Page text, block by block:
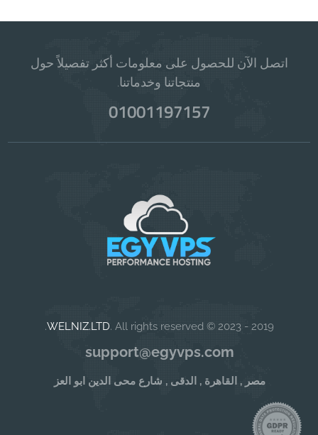
اتصل الآن للحصول على معلومات أكثر تفصيلاً حول
منتجاتنا وخدماتنا.
01001197157
2019 - 2023 ©
WELNIZ.LTD. All rights reserved.
support@egyvps.com
مصر , القاهرة , الدقى , شارع محى الدين ابو العز